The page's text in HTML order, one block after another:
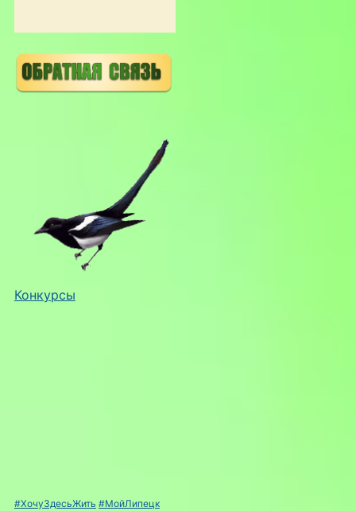
Конкурсы
#ХочуЗдесьЖить #МойЛипецк